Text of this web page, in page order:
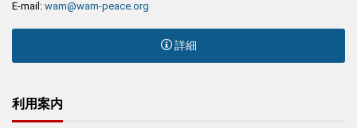
E-mail: wam@wam-peace.org
詳細
利用案内